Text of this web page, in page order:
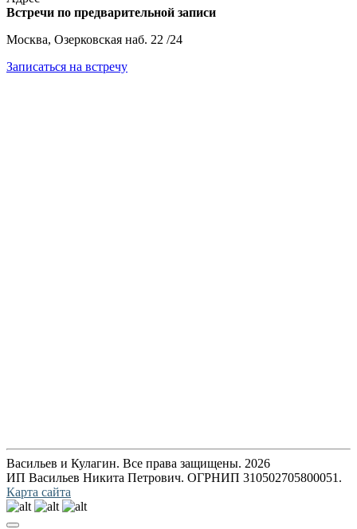
Встречи по предварительной записи
Москва, Озерковская наб. 22 /24
Записаться на встречу
Васильев и Кулагин. Все права защищены. 2026
ИП Васильев Никита Петрович. ОГРНИП 310502705800051.
Карта сайта